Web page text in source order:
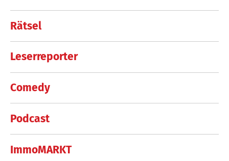
Rätsel
Leserreporter
Comedy
Podcast
ImmoMARKT